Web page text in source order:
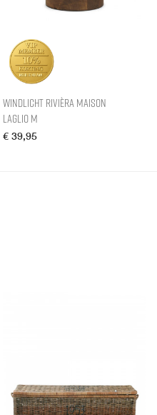
Windlicht Rivièra Maison
Laglio M
€ 39,95